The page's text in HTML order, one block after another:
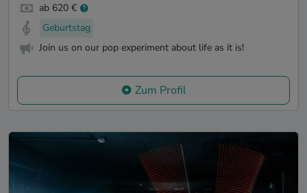
ab 620 €
Geburtstag
Join us on our pop experiment about life as it is!
Zum Profil